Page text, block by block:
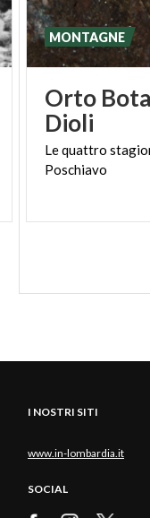
Orto
Dioli
Lequattro
Poschiavo
MONTAGNE
I NOSTRI SITI
www.in-lombardia.it
SOCIAL